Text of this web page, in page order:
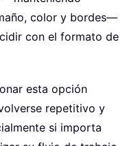
color y bordes—
con el formato de
esta opción
repetitivo y
si importa